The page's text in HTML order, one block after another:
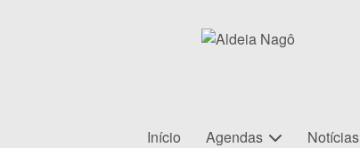
Início Agendas Notícias